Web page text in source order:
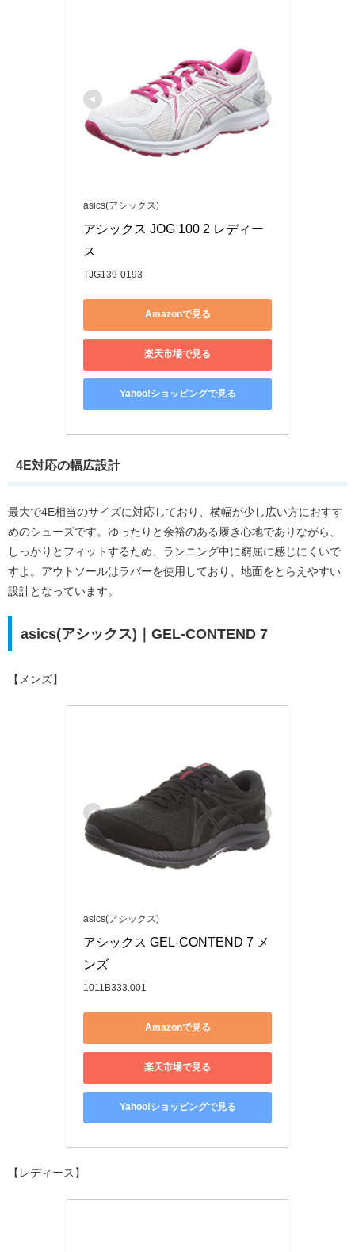
asics(アシックス)
アシックス JOG 100 2 レディー
ス
TJG139-0193
Amazonで見る
楽天市場で見る
Yahoo!ショッピングで見る
4E対応の幅広設計
最大で4E相当のサイズに対応しており、横幅が少し広い方におすす
めのシューズです。ゆったりと余裕のある履き心地でありながら、
しっかりとフィットするため、ランニング中に窮屈に感じにくいで
すよ。アウトソールはラバーを使用しており、地面をとらえやすい
設計となっています。
asics(アシックス)｜GEL-CONTEND 7
【メンズ】
asics(アシックス)
アシックス GEL-CONTEND 7 メ
ンズ
1011B333.001
Amazonで見る
楽天市場で見る
Yahoo!ショッピングで見る
【レディース】